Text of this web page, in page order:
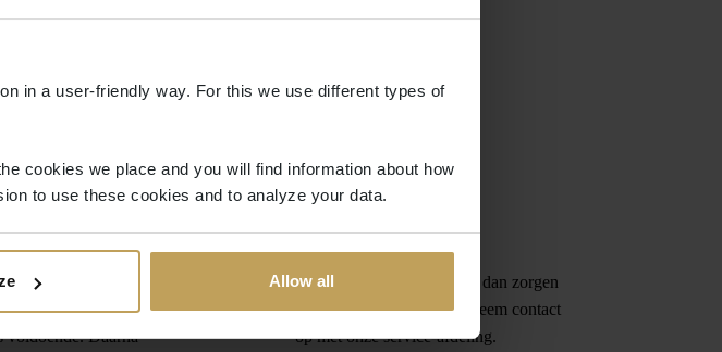
in a user-friendly way. For this we use different types of
cookies we place and you will find information about how
to use these cookies and to analyze your data.
Allow all
product besteld?
berichtje aan
voldoende. Daarna
Garantie
Is het gekochte product niet in orde, dan zorgen
wij voor een vervangend product. Neem contact
op met onze service-afdeling.